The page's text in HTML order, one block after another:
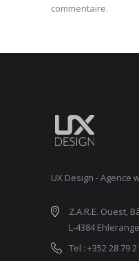
commentaire.
UX Design - Agence
Z.A.R.E. Ouest,
L-4384
Tel : +352 28 79